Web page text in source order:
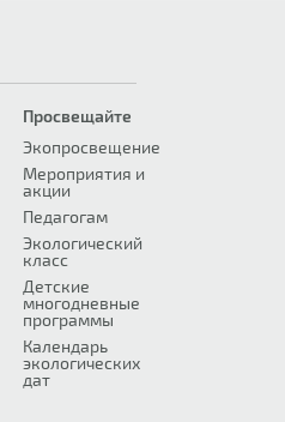
Просвещайте
Экопросвещение
Мероприятия и
акции
Педагогам
Экологический
класс
Детские
многодневные
программы
Календарь
экологических
дат